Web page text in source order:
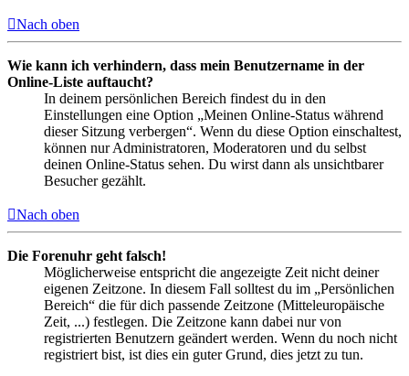
Nach oben
Wie kann ich verhindern, dass mein Benutzername in der
Online-Liste auftaucht?
In deinem persönlichen Bereich findest du in den
Einstellungen eine Option „Meinen Online-Status während
dieser Sitzung verbergen“. Wenn du diese Option einschaltest,
können nur Administratoren, Moderatoren und du selbst
deinen Online-Status sehen. Du wirst dann als unsichtbarer
Besucher gezählt.
Nach oben
Die Forenuhr geht falsch!
Möglicherweise entspricht die angezeigte Zeit nicht deiner
eigenen Zeitzone. In diesem Fall solltest du im „Persönlichen
Bereich“ die für dich passende Zeitzone (Mitteleuropäische
Zeit, ...) festlegen. Die Zeitzone kann dabei nur von
registrierten Benutzern geändert werden. Wenn du noch nicht
registriert bist, ist dies ein guter Grund, dies jetzt zu tun.